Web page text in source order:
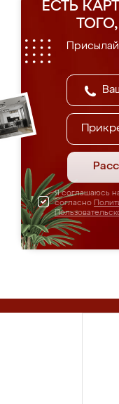
ЕСТЬ
Я соглашаюсь
согласно